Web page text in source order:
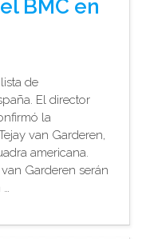
BMC en
de
El director
la
van Garderen,
americana.
Garderen serán